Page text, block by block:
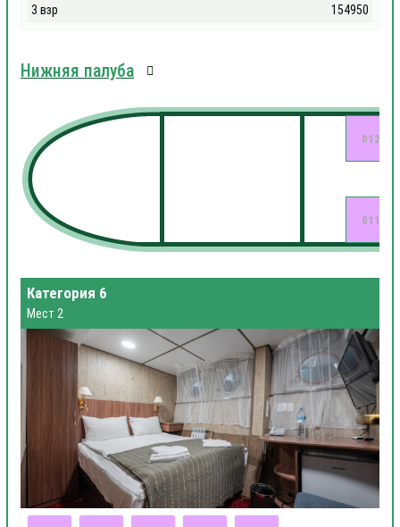
3 взр
154950
Нижняя палуба
011
012
Категория 6
Мест 2